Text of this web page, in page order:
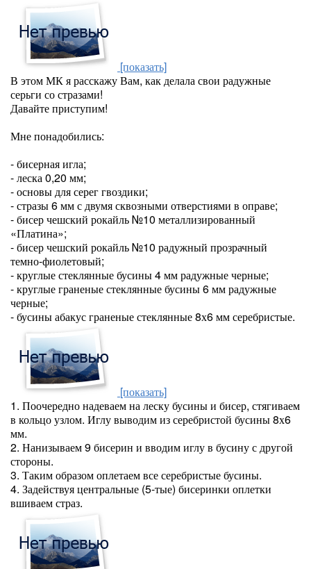
[показать]
В этом МК я расскажу Вам, как делала свои радужные
серьги со стразами!
Давайте приступим!
Мне понадобились:
- бисерная игла;
- леска 0,20 мм;
- основы для серег гвоздики;
- стразы 6 мм с двумя сквозными отверстиями в оправе;
- бисер чешский рокайль №10 металлизированный
«Платина»;
- бисер чешский рокайль №10 радужный прозрачный
темно-фиолетовый;
- круглые стеклянные бусины 4 мм радужные черные;
- круглые граненые стеклянные бусины 6 мм радужные
черные;
- бусины абакус граненые стеклянные 8х6 мм серебристые.
[показать]
1. Поочередно надеваем на леску бусины и бисер, стягиваем
в кольцо узлом. Иглу выводим из серебристой бусины 8х6
мм.
2. Нанизываем 9 бисерин и вводим иглу в бусину с другой
стороны.
3. Таким образом оплетаем все серебристые бусины.
4. Задействуя центральные (5-тые) бисеринки оплетки
вшиваем страз.